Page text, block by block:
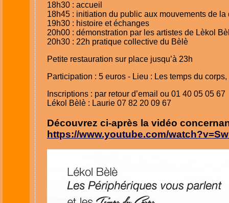
18h30 : accueil
18h45 : initiation du public aux mouvements de la
19h30 : histoire et échanges
20h00 : démonstration par les artistes de Lèkol
20h30 : 22h pratique collective du Bèlè
Petite restauration sur place jusqu’à 23h
Participation : 5 euros - Lieu : Les temps du
Inscriptions : par retour d’email ou 01 40 05 05 67
Lékol Bèlè : Laurie 07 82 20 09 67
Découvrez ci-après la vidéo
https://www.youtube.com/